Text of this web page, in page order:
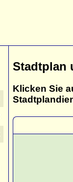
Stadtplan
Klicken Sie